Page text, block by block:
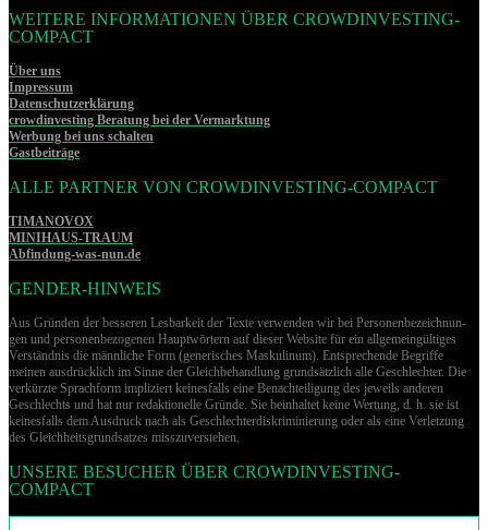
WEITERE INFORMATIONEN ÜBER CROWDINVESTING-
COMPACT
Über uns
Impressum
Datenschutzerklärung
crowdinvesting Beratung bei der Vermarktung
Werbung bei uns schalten
Gastbeiträge
ALLE PARTNER VON CROWDINVESTING-COMPACT
TIMANOVOX
MINIHAUS-TRAUM
Abfindung-was-nun.de
GENDER-HINWEIS
Aus Gründen der besseren Lesbarkeit der Texte verwenden wir bei Per­so­nen­be­zeich­nun­
gen und per­so­nen­be­zo­ge­nen Hauptwörtern auf dieser Website für ein allgemeingültiges
Verständnis die männliche Form (generisches Maskulinum). Entsprechende Begriffe
meinen ausdrücklich im Sinne der Gleichbehandlung grund­sätz­lich alle Geschlechter. Die
verkürzte Sprachform impliziert keinesfalls eine Benachteiligung des jeweils anderen
Geschlechts und hat nur redaktionelle Gründe. Sie beinhaltet keine Wertung, d. h. sie ist
keinesfalls dem Ausdruck nach als Geschlechterdiskriminierung oder als eine Verletzung
des Gleich­heits­grund­sat­zes misszuverstehen.
UNSERE BESUCHER ÜBER CROWDINVESTING-
COMPACT